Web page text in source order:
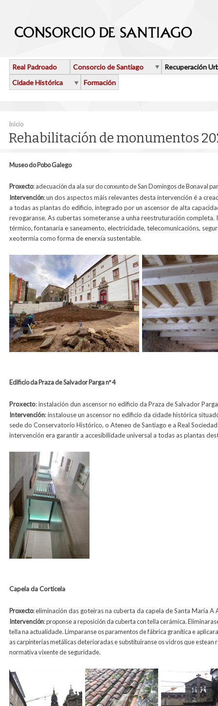
Real Padroado Consorcio de Santiago
Recuperación
Cidade Histórica
Formación
Vostede está aquí
Inicio
Rehabilitación de monumentos
Museo do Pobo Galego
Proxecto:adecuación da ala sur do conxunto de San Domingos de Bonaval
Intervención:un dos aspectos máis relevantes desta intervención é a
a todas as plantas do edificio, integrado por un ascensor de alta
revogaranse. As cubertas someteranse a unha reestruturación
térmico, fontanaría e saneamento, electricidade, telecomunicacións,
xeotermia como forma de enerxía sustentable.
Edificio da Praza de Salvador Parga nº 4
Proxecto:instalación dun ascensor no edificio da Praza de Salvador Parga
Intervención: instalouse un ascensor no edificio da cidade histórica
sede do Conservatorio Histórico, o Ateneo de Santiago e a Real
intervención era garantir a accesibilidade universal a todas as plantas
Capela da Corticela
Proxecto:eliminación das goteiras na cuberta da capela de Santa María A
Intervención:proponse a reposición da cuberta con tella cerámica.
tella na actualidade. Limparanse os paramentos de fábrica granítica e
as carpinterías metálicas deterioradas e substituiranse os vidros que estean
normativa vixente de seguridade.